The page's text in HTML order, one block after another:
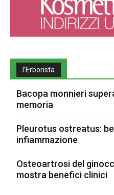
l’Erborista
Bacopa monnieri
memoria
Pleurotus ostreatus:
infiammazione
Osteoartrosi del
mostra benefici clinici